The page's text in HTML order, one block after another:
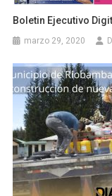
Boletin Ejecutivo
marzo 29, 2020